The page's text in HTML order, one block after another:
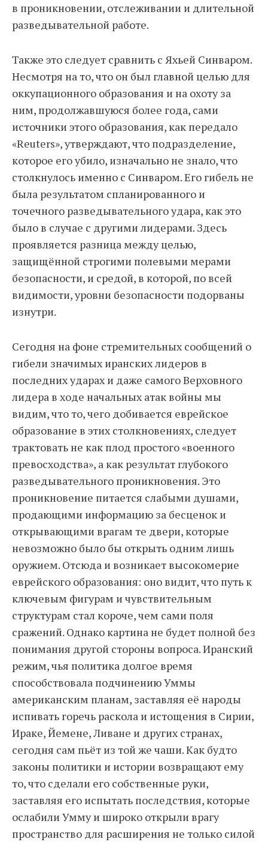
в проникновении, отслеживании и длительной
разведывательной работе.
Также это следует сравнить с Яхьей Синваром.
Несмотря на то, что он был главной целью для
оккупационного образования и на охоту за
ним, продолжавшуюся более года, сами
источники этого образования, как передало
«Reuters», утверждают, что подразделение,
которое его убило, изначально не знало, что
столкнулось именно с Синваром. Его гибель не
была результатом спланированного и
точечного разведывательного удара, как это
было в случае с другими лидерами. Здесь
проявляется разница между целью,
защищённой строгими полевыми мерами
безопасности, и средой, в которой, по всей
видимости, уровни безопасности подорваны
изнутри.
Сегодня на фоне стремительных сообщений о
гибели значимых иранских лидеров в
последних ударах и даже самого Верховного
лидера в ходе начальных атак войны мы
видим, что то, чего добивается еврейское
образование в этих столкновениях, следует
трактовать не как плод простого «военного
превосходства», а как результат глубокого
разведывательного проникновения. Это
проникновение питается слабыми душами,
продающими информацию за бесценок и
открывающими врагам те двери, которые
невозможно было бы открыть одним лишь
оружием. Отсюда и возникает высокомерие
еврейского образования: оно видит, что путь к
ключевым фигурам и чувствительным
структурам стал короче, чем сами поля
сражений. Однако картина не будет полной без
понимания другой стороны вопроса. Иранский
режим, чья политика долгое время
способствовала подчинению Уммы
американским планам, заставляя её народы
испивать горечь раскола и истощения в Сирии,
Ираке, Йемене, Ливане и других странах,
сегодня сам пьёт из той же чаши. Как будто
законы политики и истории возвращают ему
то, что сделали его собственные руки,
заставляя его испытать последствия, которые
ослабили Умму и широко открыли врагу
пространство для расширения не только силой